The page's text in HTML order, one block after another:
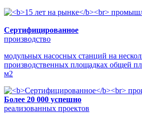
Сертифицированное
производство
модульных насосных станций на
производственных площадках общей
м2
Более 20 000 успешно
реализованных проектов